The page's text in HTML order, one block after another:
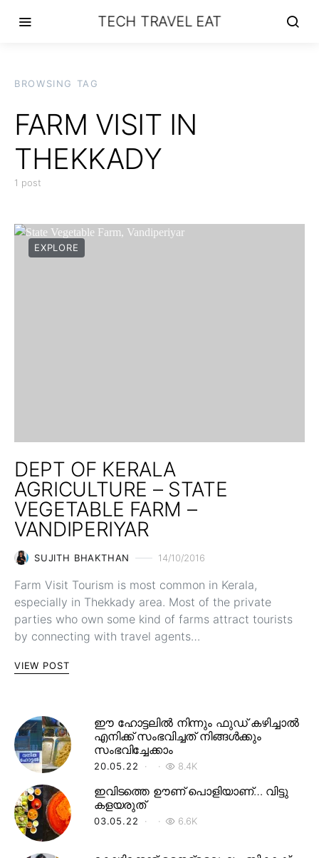
TECH TRAVEL EAT
BROWSING TAG
FARM VISIT IN
THEKKADY
1 post
EXPLORE
DEPT OF KERALA
AGRICULTURE – STATE
VEGETABLE FARM –
VANDIPERIYAR
SUJITH BHAKTHAN 14/10/2016
Farm Visit Tourism is most common in Kerala,
especially in Thekkady area. Most of the private
parties who own some kind of farms attract tourists
by connecting with travel agents…
VIEW POST
ഈ ഹോട്ടലിൽ നിന്നും ഫുഡ് കഴിച്ചാൽ
എനിക്ക് സംഭവിച്ചത് നിങ്ങൾക്കും
സംഭവിച്ചേക്കാം
20.05.22 8.4K
ഇവിടത്തെ ഊണ് പൊളിയാണ്… വിട്ടു
കളയരുത്
03.05.22 6.6K